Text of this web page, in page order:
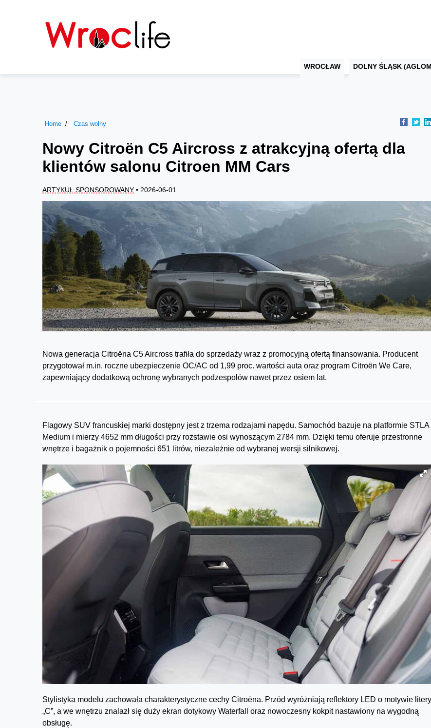
WROCŁAW DOLNY ŚLĄSK
Home Czas wolny
Nowy Citroën C5 Aircross z atrakcyjną ofertą dla
klientów salonu Citroen MM Cars
ARTYKUŁ SPONSOROWANY • 2026-06-01
Nowa generacja Citroëna C5 Aircross trafiła do sprzedaży wraz z promocyjną ofertą finansowania. Producent
przygotował m.in. roczne ubezpieczenie OC/AC od 1,99 proc. wartości auta oraz program Citroën We Care,
zapewniający dodatkową ochronę wybranych podzespołów nawet przez osiem lat.
Flagowy SUV francuskiej marki dostępny jest z trzema rodzajami napędu. Samochód bazuje na platformie STLA
Medium i mierzy 4652 mm długości przy rozstawie osi wynoszącym 2784 mm. Dzięki temu oferuje przestronne
wnętrze i bagażnik o pojemności 651 litrów, niezależnie od wybranej wersji silnikowej.
Stylistyka modelu zachowała charakterystyczne cechy Citroëna. Przód wyróżniają reflektory LED o motywie litery
„C”, a we wnętrzu znalazł się duży ekran dotykowy Waterfall oraz nowoczesny kokpit nastawiony na wygodną
obsługę.